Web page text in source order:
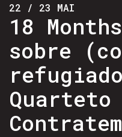
22 / 23 MAI
18
sobre
Quarteto